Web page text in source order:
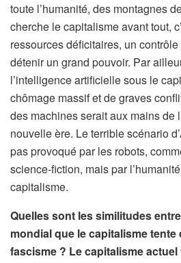
toute l’humanité, des montagnes
cherche le capitalisme avant tout,
ressources déficitaires, un
détenir un grand pouvoir. Par
l’intelligence artificielle sous le
chômage massif et de graves
des machines serait aux mains de
nouvelle ère. Le terrible scénario
pas provoqué par les robots,
science-fiction, mais par
capitalisme.
Quelles sont les similitudes
mondial que le capitalisme tente
fascisme ? Le capitalisme actuel